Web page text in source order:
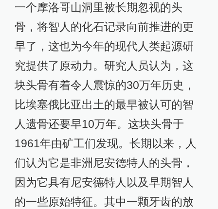
一个摩洛哥山洞里被长期忽视的头
骨，将智人的化石记录向前推进的更
早了，这也为今年的现代人类起源研
究提供了原动力。研究人员认为，这
块头骨有着令人震惊的30万年历史，
比埃塞俄比亚出土的最早被认可的智
人遗骨还要早10万年。这块头骨于
1961年由矿工们发现。长期以来，人
们认为它是非洲尼安德特人的头骨，
因为它具有尼安德特人以及早期智人
的一些原始特征。其中一颗牙齿的放